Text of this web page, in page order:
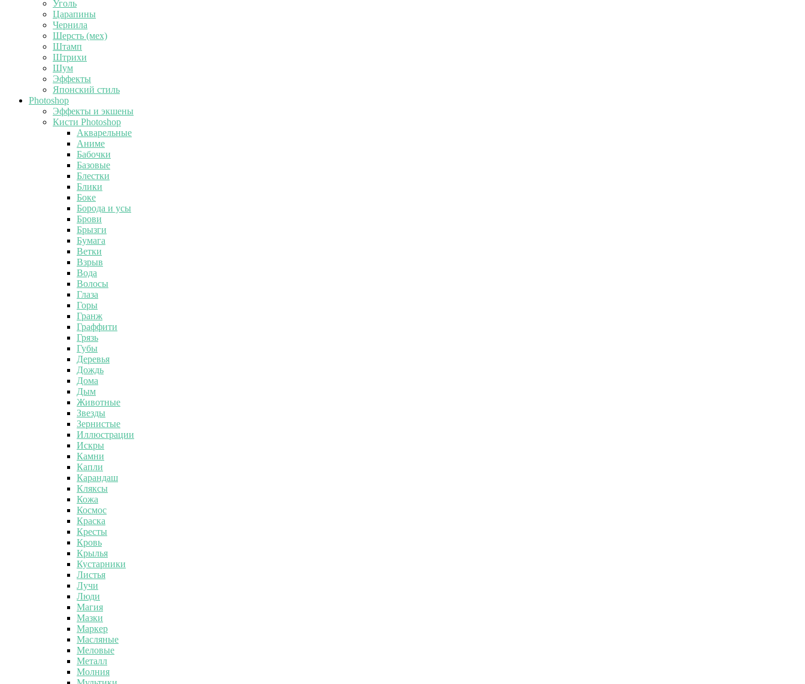
Уголь
Царапины
Чернила
Шерсть (мех)
Штамп
Штрихи
Шум
Эффекты
Японский стиль
Photoshop
Эффекты и экшены
Кисти Photoshop
Акварельные
Аниме
Бабочки
Базовые
Блестки
Блики
Боке
Борода и усы
Брови
Брызги
Бумага
Ветки
Взрыв
Вода
Волосы
Глаза
Горы
Гранж
Граффити
Грязь
Губы
Деревья
Дождь
Дома
Дым
Животные
Звезды
Зернистые
Иллюстрации
Искры
Камни
Капли
Карандаш
Кляксы
Кожа
Космос
Краска
Кресты
Кровь
Крылья
Кустарники
Листья
Лучи
Люди
Магия
Мазки
Маркер
Масляные
Меловые
Металл
Молния